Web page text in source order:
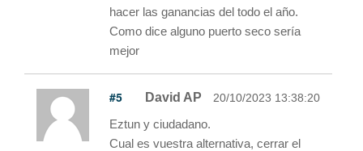
hacer las ganancias del todo el año.
Como dice alguno puerto seco sería
mejor
#5 David AP 20/10/2023 13:38:20
Eztun y ciudadano.
Cual es vuestra alternativa, cerrar el